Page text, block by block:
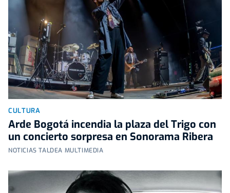
CULTURA
Arde Bogotá incendia la plaza del Trigo con
un concierto sorpresa en Sonorama Ribera
NOTICIAS TALDEA MULTIMEDIA